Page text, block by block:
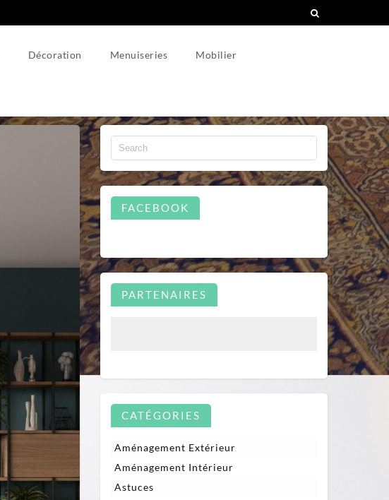
Décoration Menuiseries Mobilier
FACEBOOK
PARTENAIRES
CATÉGORIES
Aménagement Extérieur
Aménagement Intérieur
Astuces